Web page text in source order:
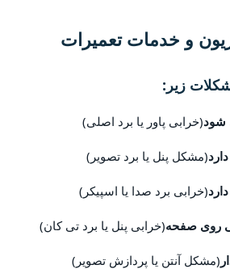
و خدمات تعمیرات
زیر:
شود(خرابی پاور یا برد اصلی)
(مشکل پنل یا برد تصویر)
(خرابی برد صدا یا اسپیکر)
روی صفحه(خرابی پنل یا برد تی کان)
(مشکل آنتن یا پردازش تصویر)